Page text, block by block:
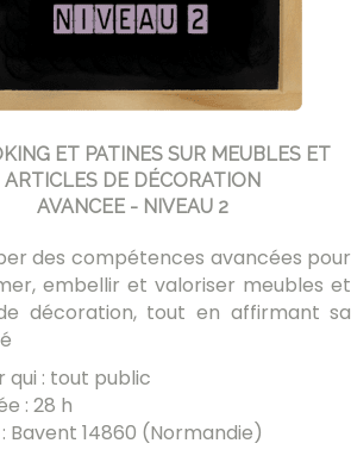
ET PATINES SUR MEUBLES ET
ARTICLES DE DÉCORATION
AVANCEE - NIVEAU 2
des compétences avancées pour
embellir et valoriser meubles et
décoration, tout en affirmant sa
qui : tout public
: 28 h
: Bavent 14860 (Normandie)